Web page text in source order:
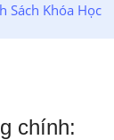
Sách Khóa Học
chính: